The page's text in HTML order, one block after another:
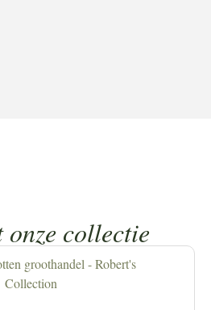
onze collectie